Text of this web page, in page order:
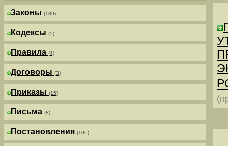
Законы (189)
Кодексы (5)
Правила (4)
Договоры (3)
Приказы (15)
Письма (8)
Постановления (106)